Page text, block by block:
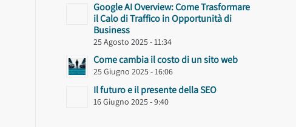
Google AI Overview: Come Trasformare
il Calo di Traffico in Opportunità di
Business
25 Agosto 2025 - 11:34
Come cambia il costo di un sito web
25 Giugno 2025 - 16:06
Il futuro e il presente della SEO
16 Giugno 2025 - 9:40